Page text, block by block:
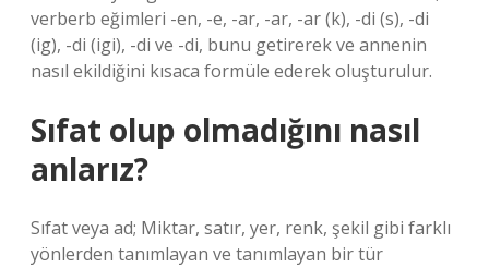
verberb eğimleri -en, -e, -ar, -ar, -ar (k), -di (s), -di
(ig), -di (igi), -di ve -di, bunu getirerek ve annenin
nasıl ekildiğini kısaca formüle ederek oluşturulur.
Sıfat olup olmadığını nasıl
anlarız?
Sıfat veya ad; Miktar, satır, yer, renk, şekil gibi farklı
yönlerden tanımlayan ve tanımlayan bir tür